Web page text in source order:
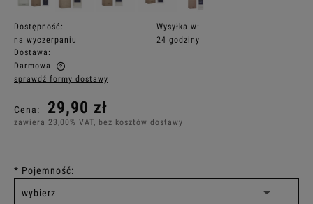
Dostępność:
na wyczerpaniu
Wysyłka w:
24 godziny
Dostawa:
Darmowa
Cena nie zawiera ewentualnych kosztów płatności
sprawdź formy dostawy
Cena: 29,90 zł
zawiera 23,00% VAT, bez kosztów dostawy
* Pojemność: